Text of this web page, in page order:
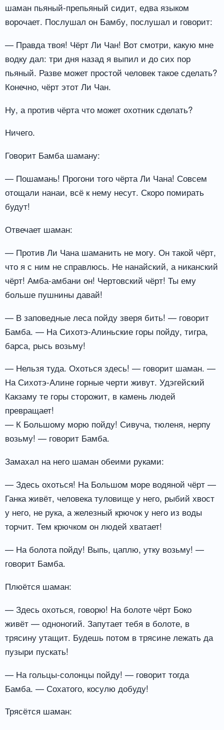
шаман пьяный-препьяный сидит, едва языком
ворочает. Послушал он Бамбу, послушал и говорит:
— Правда твоя! Чёрт Ли Чан! Вот смотри, какую мне
водку дал: три дня назад я выпил и до сих пор
пьяный. Разве может простой человек такое сделать?
Конечно, чёрт этот Ли Чан.
Ну, а против чёрта что может охотник сделать?
Ничего.
Говорит Бамба шаману:
— Пошамань! Прогони того чёрта Ли Чана! Совсем
отощали нанаи, всё к нему несут. Скоро помирать
будут!
Отвечает шаман:
— Против Ли Чана шаманить не могу. Он такой чёрт,
что я с ним не справлюсь. Не нанайский, а никанский
чёрт! Амба-амбани он! Чертовский чёрт! Ты ему
больше пушнины давай!
— В заповедные леса пойду зверя бить! — говорит
Бамба. — На Сихотэ-Алиньские горы пойду, тигра,
барса, рысь возьму!
— Нельзя туда. Охоться здесь! — говорит шаман. —
На Сихотэ-Алине горные черти живут. Удэгейский
Какзаму те горы сторожит, в камень людей
превращает!
— К Большому морю пойду! Сивуча, тюленя, нерпу
возьму! — говорит Бамба.
Замахал на него шаман обеими руками:
— Здесь охоться! На Большом море водяной чёрт —
Ганка живёт, человека туловище у него, рыбий хвост
у него, не рука, а железный крючок у него из воды
торчит. Тем крючком он людей хватает!
— На болота пойду! Выпь, цаплю, утку возьму! —
говорит Бамба.
Плюётся шаман:
— Здесь охоться, говорю! На болоте чёрт Боко
живёт — одноногий. Запутает тебя в болоте, в
трясину утащит. Будешь потом в трясине лежать да
пузыри пускать!
— На гольцы-солонцы пойду! — говорит тогда
Бамба. — Сохатого, косулю добуду!
Трясётся шаман: